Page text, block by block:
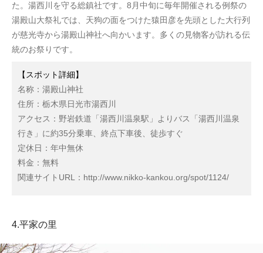
た。湯西川を守る総鎮社です。8月中旬に毎年開催される例祭の
湯殿山大祭礼では、天狗の面をつけた猿田彦を先頭とした大行列
が慈光寺から湯殿山神社へ向かいます。多くの見物客が訪れる伝
統のお祭りです。
【スポット詳細】
名称：湯殿山神社
住所：栃木県日光市湯西川
アクセス：野岩鉄道「湯西川温泉駅」よりバス「湯西川温泉
行き」に約35分乗車、終点下車後、徒歩すぐ
定休日：年中無休
料金：無料
関連サイトURL：http://www.nikko-kankou.org/spot/1124/
4.平家の里